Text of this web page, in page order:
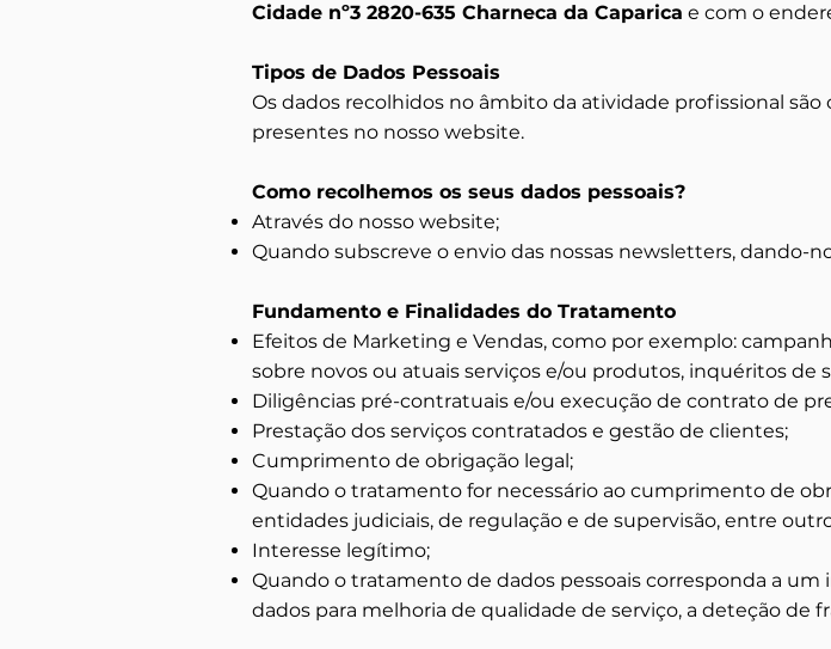
Cidade nº3 2820-635 Charneca da Caparica e com o
Tipos de Dados Pessoais
Os dados recolhidos no âmbito da atividade profissional
presentes no nosso website.
Como recolhemos os seus dados pessoais?
Através do nosso website;
Quando subscreve o envio das nossas newsletters, dando-
Fundamento e Finalidades do Tratamento
Efeitos de Marketing e Vendas, como por exemplo:
sobre novos ou atuais serviços e/ou produtos, inquéritos de
Diligências pré-contratuais e/ou execução de contrato de
Prestação dos serviços contratados e gestão de clientes;
Cumprimento de obrigação legal;
Quando o tratamento for necessário ao cumprimento de
entidades judiciais, de regulação e de supervisão, entre
Interesse legítimo;
Quando o tratamento de dados pessoais corresponda a
dados para melhoria de qualidade de serviço, a deteção de